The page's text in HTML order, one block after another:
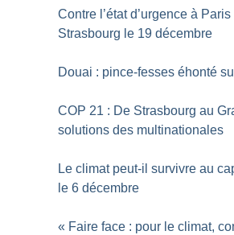
Contre l’état d’urgence à
Strasbourg le 19 décembre
Douai : pince-fesses éhonté
COP 21 : De Strasbourg au
solutions des multinationales
Le climat peut-il survivre au
le 6 décembre
« Faire face : pour le climat,